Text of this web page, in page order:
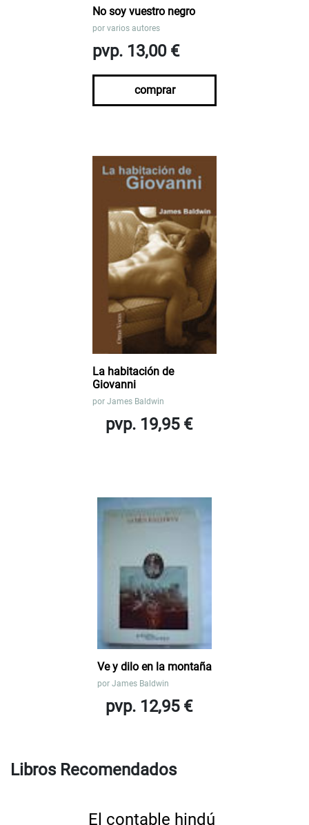
No soy vuestro negro
por varios autores
pvp. 13,00 €
comprar
La habitación de
Giovanni
por James Baldwin
pvp. 19,95 €
Ve y dilo en la montaña
por James Baldwin
pvp. 12,95 €
Libros Recomendados
El contable hindú